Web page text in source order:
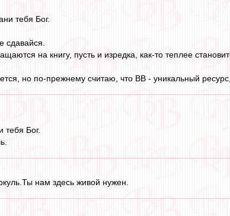
тебя Бог.
сдавайся.
на книгу, пусть и изредка, как-то теплее
но по-прежнему считаю, что ВВ - уникальный
Бог.
нам здесь живой нужен.